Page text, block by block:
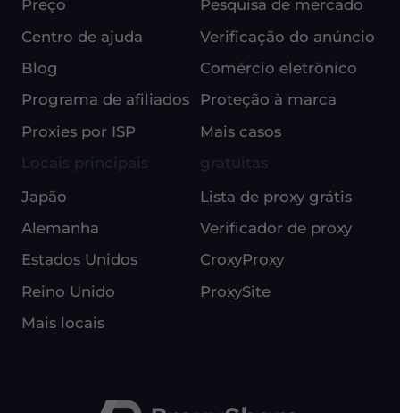
Preço
Centro de ajuda
Blog
Programa de afiliados
Proxies por ISP
Pesquisa de mercado
Verificação do anúncio
Comércio eletrônico
Proteção à marca
Mais casos
Locais principais
Japão
Alemanha
Estados Unidos
Reino Unido
Mais locais
Lista de proxy grátis
Verificador de proxy
CroxyProxy
ProxySite